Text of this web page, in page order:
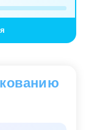
саду
или
заслуги,